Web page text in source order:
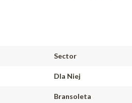
Sector
Dla Niej
Bransoleta